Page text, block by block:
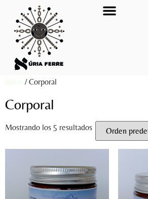
Inicio / Corporal
Corporal
Mostrando los 5 resultados